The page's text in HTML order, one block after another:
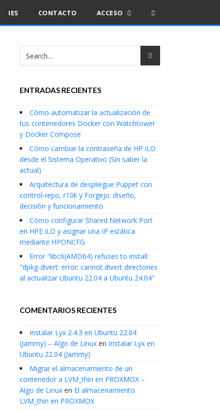
IES CONTACTO ACCESO
ENTRADAS RECIENTES
Cómo automatizar la actualización de
tus contenedores Docker con Watchtower
y Docker Compose
Cómo cambiar la contraseña de HP iLO
desde el Sistema Operativo (Sin saber la
actual)
Arquitectura de despliegue Puppet con
control-repo, r10k y Forgejo: diseño,
decisión y funcionamiento
Cómo configurar Shared Network Port
en HPE iLO y asignar una IP estática
mediante HPONCFG
Error "libc6(AMD64) refuses to install:
"dpkg-divert: error: cannot divert directories
al actualizar Ubuntu 22.04 a Ubuntu 24.04"
COMENTARIOS RECIENTES
Instalar Lyx 2.4.3 en Ubuntu 22.04
(Jammy) – Algo de Linux en Instalar Lyx en
Ubuntu 22.04 (Jammy)
Migrar el almacenamiento de un
contenedor a LVM_thin en PROXMOX –
Algo de Linux en El almacenamiento
LVM_thin en PROXMOX